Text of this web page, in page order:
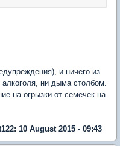
и ничего из
ни дыма столбом.
на огрызки от семечек на
10 August 2015 - 09:43